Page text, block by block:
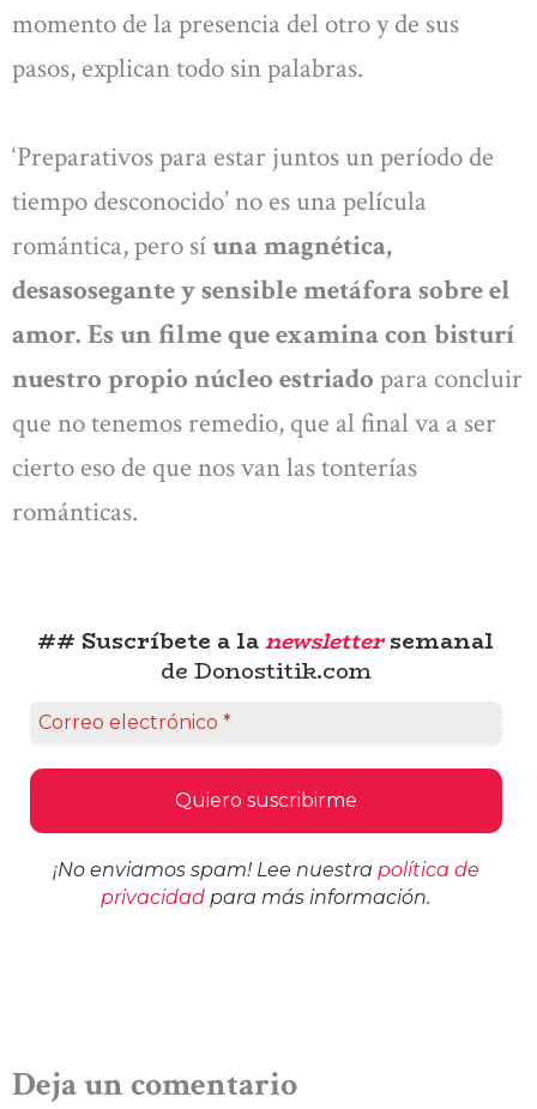
momento de la presencia del otro y de sus
pasos, explican todo sin palabras.
‘Preparativos para estar juntos un período de
tiempo desconocido’ no es una película
romántica, pero síuna magnética,
desasosegante y sensible metáfora sobre el
amor. Es un filme que examina con bisturí
nuestro propio núcleo estriado para concluir
que no tenemos remedio, que al final va a ser
cierto eso de que nos van las tonterías
románticas.
## Suscríbete a lanewslettersemanal
de Donostitik.com
¡No enviamos spam! Lee nuestra política de
privacidad para más información.
Deja un comentario